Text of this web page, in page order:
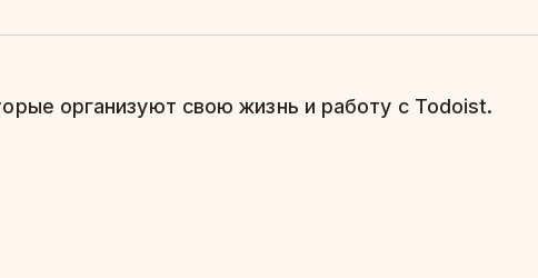
организуют свою жизнь и работу с Todoist.